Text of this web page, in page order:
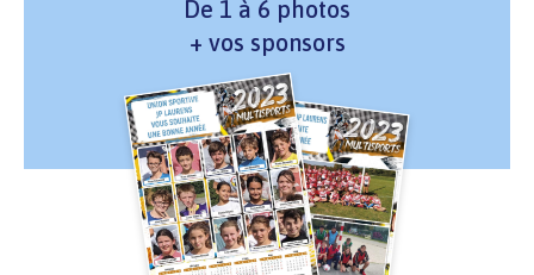
De 1 à 6 photos
+ vos sponsors